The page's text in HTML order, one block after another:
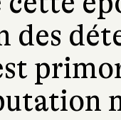
des